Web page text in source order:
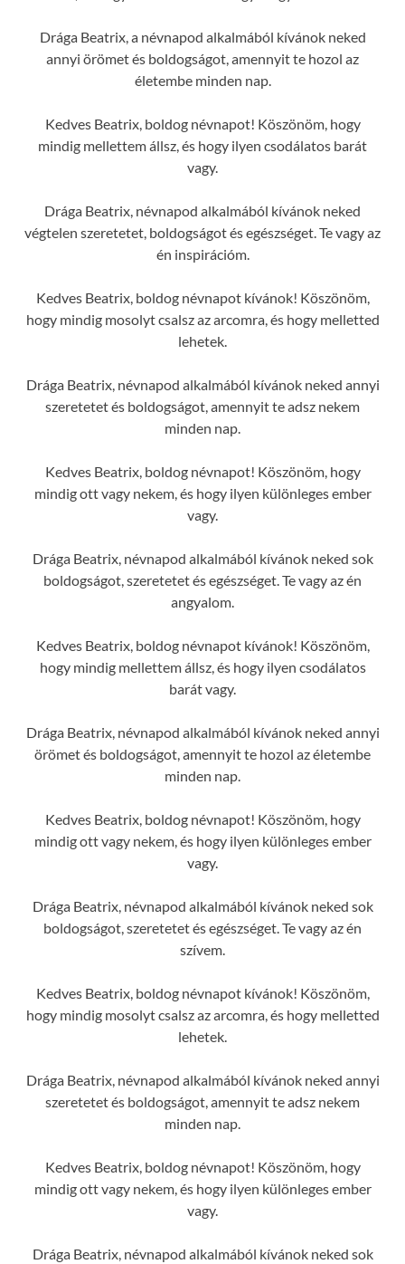
Drága Beatrix, a névnapod alkalmából kívánok neked
annyi örömet és boldogságot, amennyit te hozol az
életembe minden nap.
Kedves Beatrix, boldog névnapot! Köszönöm, hogy
mindig mellettem állsz, és hogy ilyen csodálatos barát
vagy.
Drága Beatrix, névnapod alkalmából kívánok neked
végtelen szeretetet, boldogságot és egészséget. Te vagy az
én inspirációm.
Kedves Beatrix, boldog névnapot kívánok! Köszönöm,
hogy mindig mosolyt csalsz az arcomra, és hogy melletted
lehetek.
Drága Beatrix, névnapod alkalmából kívánok neked annyi
szeretetet és boldogságot, amennyit te adsz nekem
minden nap.
Kedves Beatrix, boldog névnapot! Köszönöm, hogy
mindig ott vagy nekem, és hogy ilyen különleges ember
vagy.
Drága Beatrix, névnapod alkalmából kívánok neked sok
boldogságot, szeretetet és egészséget. Te vagy az én
angyalom.
Kedves Beatrix, boldog névnapot kívánok! Köszönöm,
hogy mindig mellettem állsz, és hogy ilyen csodálatos
barát vagy.
Drága Beatrix, névnapod alkalmából kívánok neked annyi
örömet és boldogságot, amennyit te hozol az életembe
minden nap.
Kedves Beatrix, boldog névnapot! Köszönöm, hogy
mindig ott vagy nekem, és hogy ilyen különleges ember
vagy.
Drága Beatrix, névnapod alkalmából kívánok neked sok
boldogságot, szeretetet és egészséget. Te vagy az én
szívem.
Kedves Beatrix, boldog névnapot kívánok! Köszönöm,
hogy mindig mosolyt csalsz az arcomra, és hogy melletted
lehetek.
Drága Beatrix, névnapod alkalmából kívánok neked annyi
szeretetet és boldogságot, amennyit te adsz nekem
minden nap.
Kedves Beatrix, boldog névnapot! Köszönöm, hogy
mindig ott vagy nekem, és hogy ilyen különleges ember
vagy.
Drága Beatrix, névnapod alkalmából kívánok neked sok